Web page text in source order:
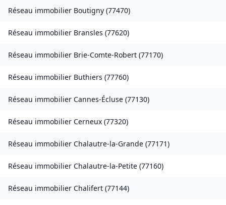
Réseau immobilier Boutigny (77470)
Réseau immobilier Bransles (77620)
Réseau immobilier Brie-Comte-Robert (77170)
Réseau immobilier Buthiers (77760)
Réseau immobilier Cannes-Écluse (77130)
Réseau immobilier Cerneux (77320)
Réseau immobilier Chalautre-la-Grande (77171)
Réseau immobilier Chalautre-la-Petite (77160)
Réseau immobilier Chalifert (77144)